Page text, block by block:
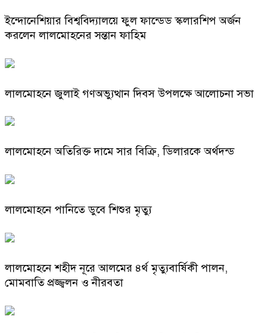
ইন্দোনেশিয়ার বিশ্ববিদ্যালয়ে ফুল ফান্ডেড স্কলারশিপ অর্জন
করলেন লালমোহনের সন্তান ফাহিম
লালমোহনে জুলাই গণঅভ্যুত্থান দিবস উপলক্ষে আলোচনা সভা
লালমোহনে অতিরিক্ত দামে সার বিক্রি, ডিলারকে অর্থদন্ড
লালমোহনে পানিতে ডুবে শিশুর মৃত্যু
লালমোহনে শহীদ নূরে আলমের ৪র্থ মৃত্যুবার্ষিকী পালন,
মোমবাতি প্রজ্জ্বলন ও নীরবতা